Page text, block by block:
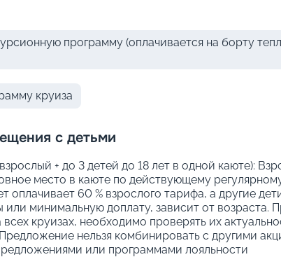
программу (оплачивается на борту
круиза
с детьми
+ до 3 детей до 18 лет в одной каюте):
место в каюте по действующему
оплачивает 60 % взрослого тарифа, а другие
минимальную доплату, зависит от возраста.
круизах, необходимо проверять их
нельзя комбинировать с другими
или программами лояльности